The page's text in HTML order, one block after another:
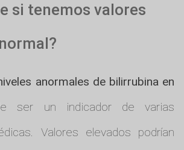
si tenemos valores
anormales de bilirrubina en
ser un indicador de varias
Valores elevados podrían